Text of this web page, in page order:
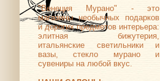
"Венеция Мурано" - это
магазины необычных подарков
и дорогих предметов интерьера:
элитная бижутерия,
итальянские светильники и
вазы, стекло мурано и
сувениры на любой вкус.